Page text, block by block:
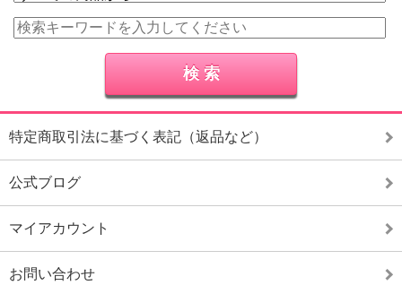
特定商取引法に基づく表記（返品など）
公式ブログ
マイアカウント
お問い合わせ